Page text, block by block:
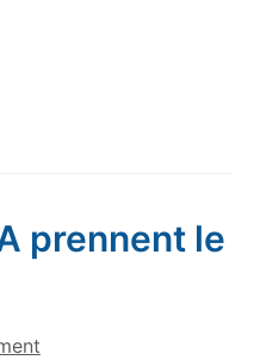
prennent le